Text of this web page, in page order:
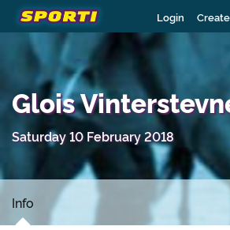
Login
Glois
Saturday 10 February 2018
Info